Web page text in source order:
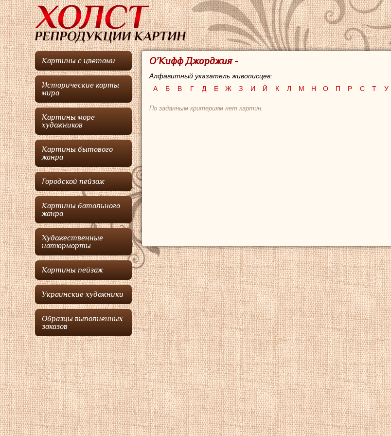
Картины с цветами
Исторические карты
мира
Картины море
художников
Картины бытового
жанра
Городской пейзаж
Картины батального
жанра
Художественные
натюрморты
Картины пейзаж
Украинские художники
Образцы выполненных
заказов
О’Кифф Джорджия -
Алфавитный указатель живописцев:
А
Б В Г Д Е Ж З И Й К Л М Н О П Р С Т У
По заданным критериям нет картин.